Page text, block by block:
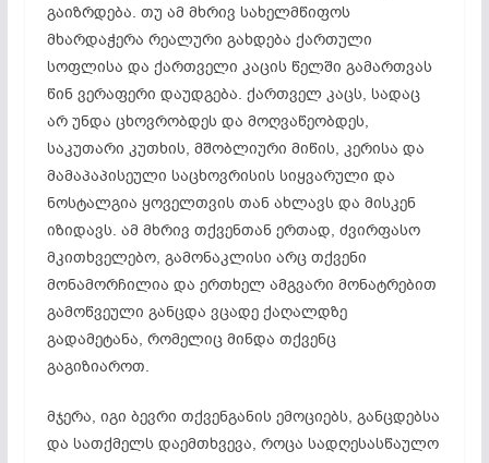
გაიზრდება. თუ ამ მხრივ სახელმწიფოს
მხარდაჭერა რეალური გახდება ქართული
სოფლისა და ქართველი კაცის წელში გამართვას
წინ ვერაფერი დაუდგება. ქართველ კაცს, სადაც
არ უნდა ცხოვრობდეს და მოღვაწეობდეს,
საკუთარი კუთხის, მშობლიური მიწის, კერისა და
მამაპაპისეული საცხოვრისის სიყვარული და
ნოსტალგია ყოველთვის თან ახლავს და მისკენ
იზიდავს. ამ მხრივ თქვენთან ერთად, ძვირფასო
მკითხველებო, გამონაკლისი არც თქვენი
მონამორჩილია და ერთხელ ამგვარი მონატრებით
გამოწვეული განცდა ვცადე ქაღალდზე
გადამეტანა, რომელიც მინდა თქვენც
გაგიზიაროთ.
მჯერა, იგი ბევრი თქვენგანის ემოციებს, განცდებსა
და სათქმელს დაემთხვევა, როცა სადღესასწაულო